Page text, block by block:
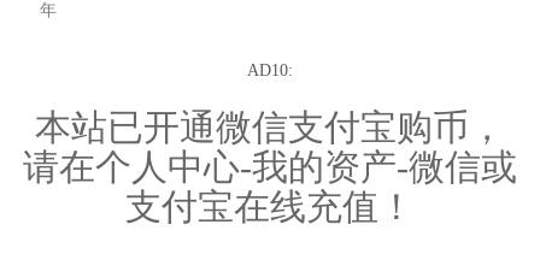
年
AD10:
本站已开通微信支付宝购币，
请在个人中心-我的资产-微信或
支付宝在线充值！